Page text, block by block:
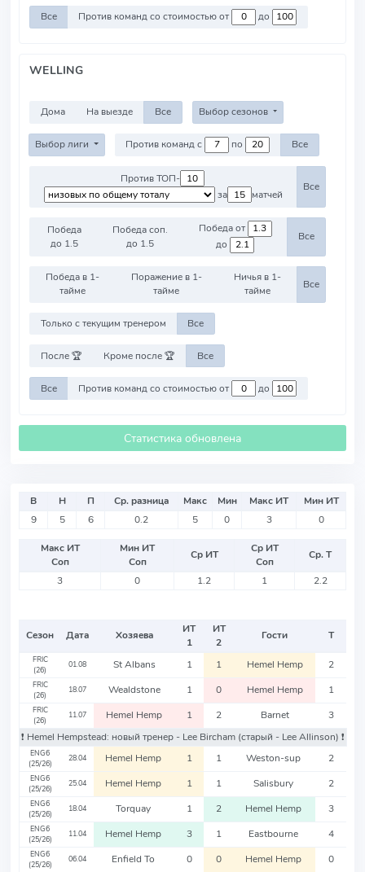
Все Против команд со стоимостью от до
WELLING
Дома На выезде Все Выбор сезонов
Выбор лиги Против команд с по Все
Против ТОП-
за
матчей
Все
Победа
до 1.5
Победа соп.
до 1.5
Победа от
до
Все
Победа в 1-
тайме
Поражение в 1-
тайме
Ничья в 1-
тайме
Все
Только с текущим тренером Все
После 🏆 Кроме после 🏆 Все
Все Против команд со стоимостью от до
Статистика обновлена
В Н П Ср. разница Макс Мин Макс ИТ
Мин ИТ
9
5 6 0.2 5 0 3 0
Макс ИТ
Соп
Мин ИТ
Соп
Ср ИТ
Ср ИТ
Соп
Ср. Т
3
0 1.2 1 2.2
Сезон Дата Хозяева
ИТ
1
ИТ
2
Гости Т
FRIC
(26)
01.08 St Albans 1 1 Hemel Hemp 2
FRIC
(26)
18.07 Wealdstone 1 0 Hemel Hemp 1
FRIC
(26)
11.07 Hemel Hemp 1 2 Barnet
3
❗️ Hemel Hempstead: новый тренер - Lee Bircham (старый - Lee Allinson) ❗️
ENG6
(25/26)
28.04 Hemel Hemp 1 1 Weston-sup 2
ENG6
(25/26)
25.04 Hemel Hemp 1 1 Salisbury 2
ENG6
(25/26)
18.04 Torquay 1 2 Hemel Hemp 3
ENG6
(25/26)
11.04 Hemel Hemp 3 1 Eastbourne 4
ENG6
(25/26)
06.04 Enfield To 0 0 Hemel Hemp 0